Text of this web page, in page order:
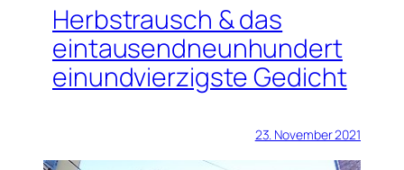
Herbstrausch & das
eintausendneunhundert
einundvierzigste Gedicht
23. November 2021